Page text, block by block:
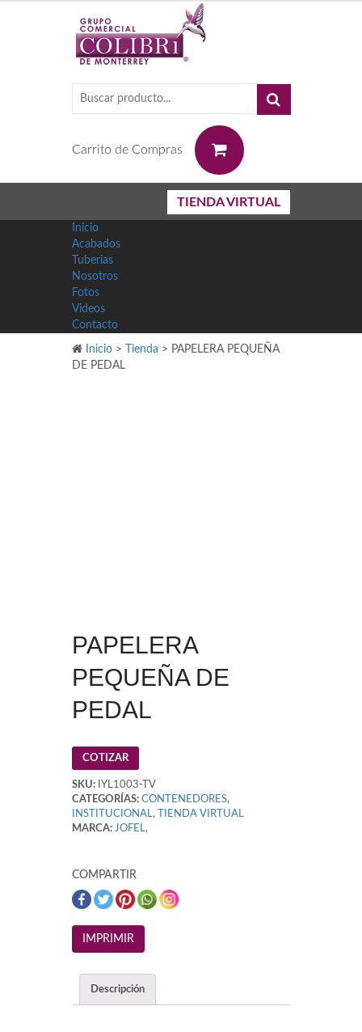
Carrito de Compras
TIENDA VIRTUAL
Inicio
Acabados
Tuberias
Nosotros
Fotos
Videos
Contacto
Inicio > Tienda > PAPELERA PEQUEÑA
DE PEDAL
PAPELERA
PEQUEÑA DE
PEDAL
COTIZAR
SKU: IYL1003-TV
CATEGORÍAS: CONTENEDORES,
INSTITUCIONAL,
TIENDA VIRTUAL
MARCA: JOFEL,
COMPARTIR
Descripción